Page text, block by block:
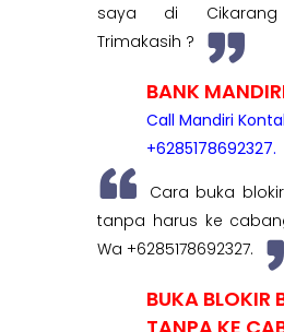
saya di Cikarang
Trimakasih ?
BANK
Call Mandiri
+6285178692327.
Cara buka
tanpa harus ke
Wa +6285178692327.
BUKA BLOKIR